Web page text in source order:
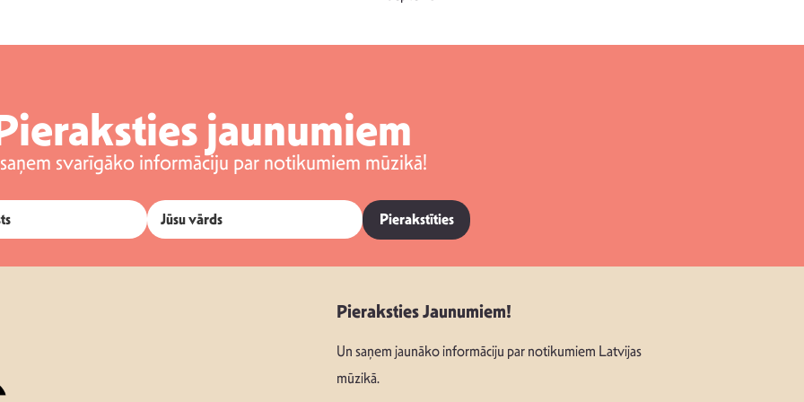
jaunumiem
svarīgāko informāciju par notikumiem mūzikā!
Pierakstīties
Pieraksties Jaunumiem!
Un saņem jaunāko informāciju par notikumiem Latvijas
mūzikā.